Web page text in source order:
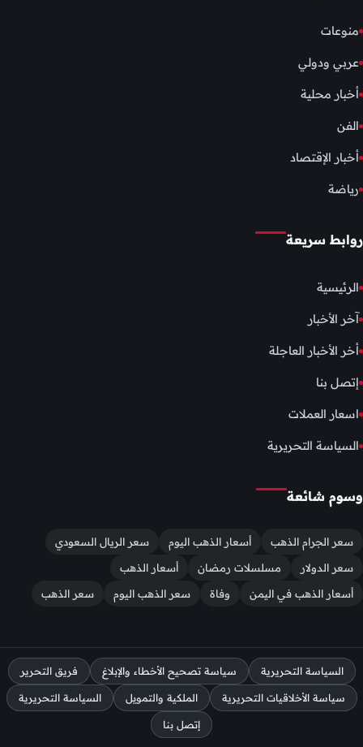
منوعات
عربي ودولي
أخبار محلية
الفن
أخبار الإقتصاد
رياضة
روابط سريعة
الرئيسية
آخر الأخبار
أخر الأخبار العاجلة
إتصل بنا
اسعار العملات
السياسة التحريرية
وسوم شائعة
سعر الجرام الذهب أسعار الذهب اليوم
سعر الريال السعودي
سعر الدولار
مسلسلات رمضان
أسعار الذهب
أسعار الذهب في اليمن
وفاة سعر الذهب اليوم سعر الذهب
السياسة التحريرية سياسة تصحيح الأخطاء والإبلاغ فريق التحرير
سياسة الأخلاقيات التحريرية الملكية والتمويل السياسة التحريرية
إتصل بنا